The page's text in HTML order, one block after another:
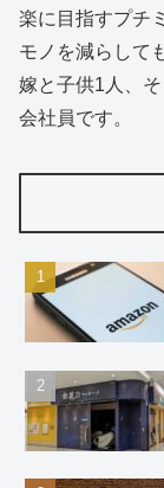
楽に目指すプチ
モノを減らして
嫁と子供1人、
会社員です。